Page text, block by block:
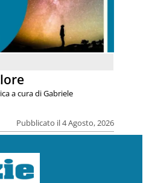
Pubblicato il 4 Agosto, 2026
a cura di Gabriele